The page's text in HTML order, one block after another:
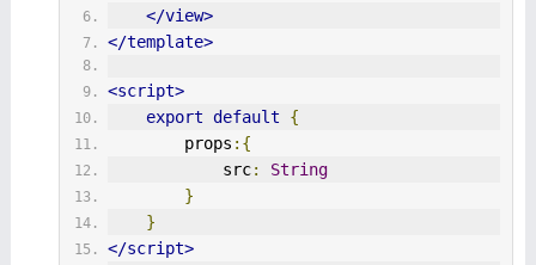
</view>
</template>
<script>
export default
{
        props
:{
            src
:
String
}
}
</script>